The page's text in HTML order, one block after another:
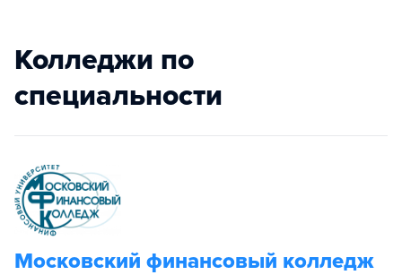
Колледжи по
специальности
Московский финансовый колледж